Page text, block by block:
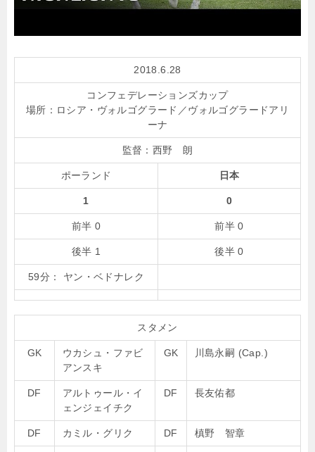
2018.6.28
コンフェデレーションズカップ
場所：ロシア・ヴォルゴグラード／ヴォルゴグラードアリ
ーナ
監督： 西野 朗
ポーランド 日本
1 0
前半 0 前半 0
後半 1 後半 0
59分： ヤン・ベドナレク
スタメン
GK
ウカシュ・ファビ
アンスキ
GK 川島永嗣 (Cap.)
DF
アルトゥール・イ
ェンジェイチク
DF 長友佑都
DF カミル・グリク DF 槙野 智章